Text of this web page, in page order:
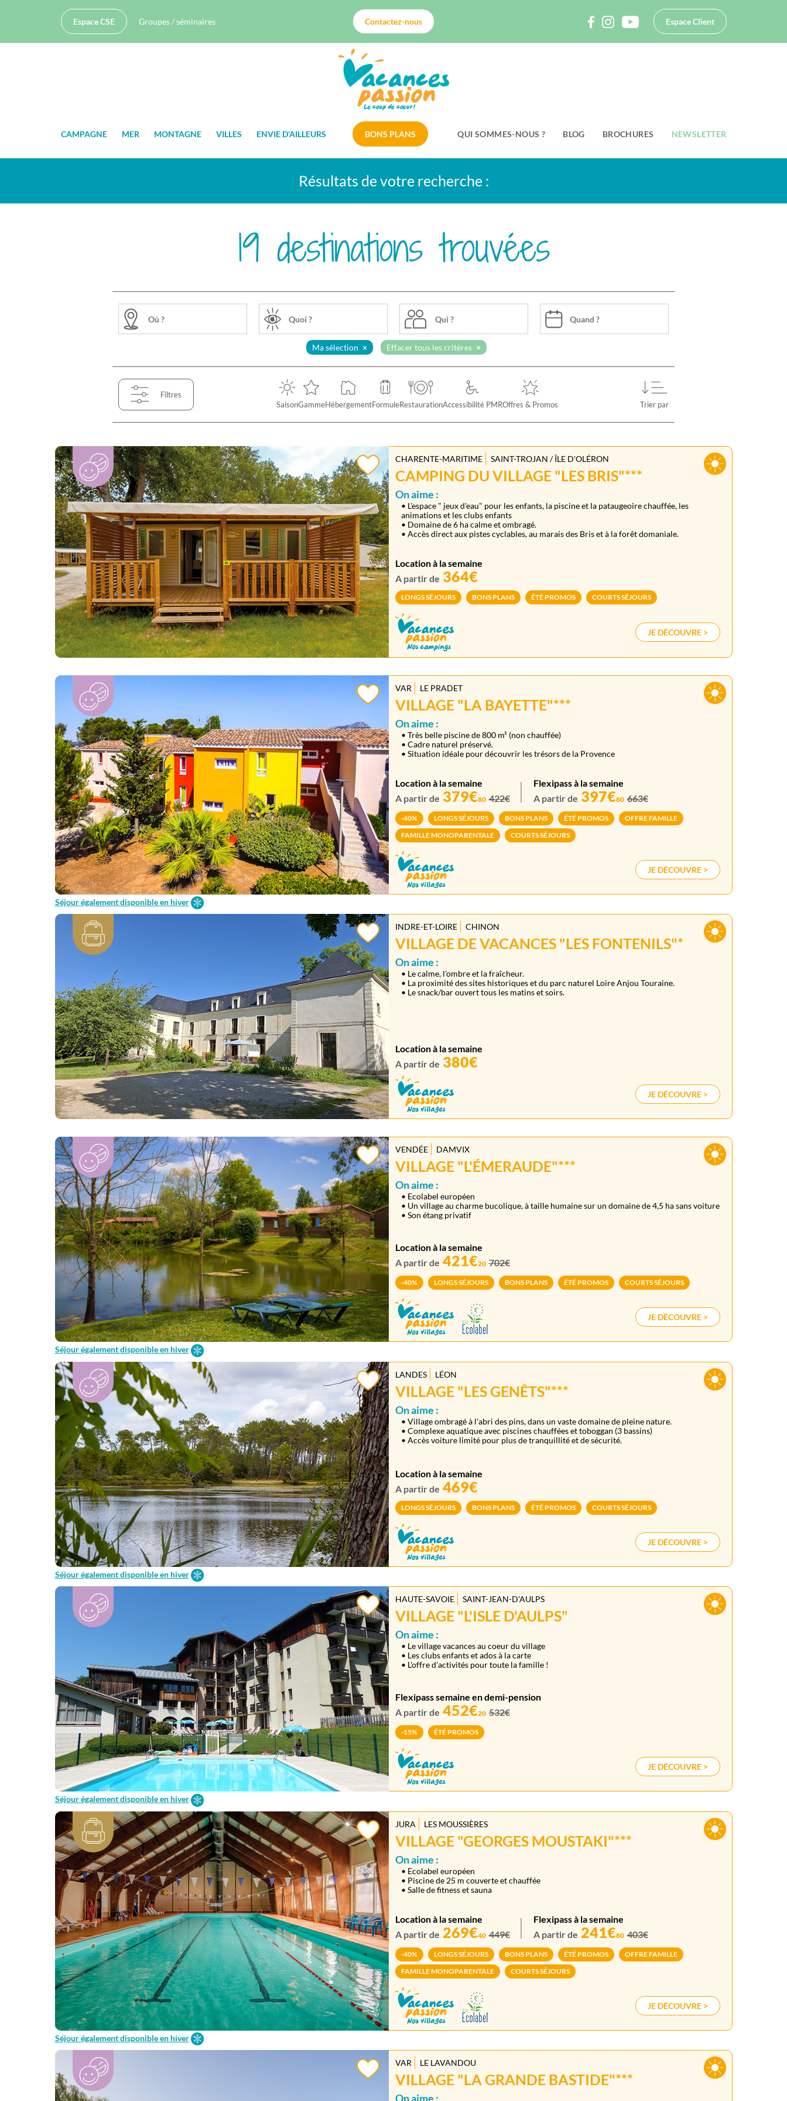
Espace CSE Groupes / séminaires Contactez-nous Espace Client
CAMPAGNE MER MONTAGNE VILLES ENVIE D'AILLEURS BONS PLANS QUI SOMMES-NOUS ? BLOG BROCHURES NEWSLETTER
Résultats de votre recherche :
19 destinations trouvées
Qui ?
Ma sélection Effacer tous les critères
Filtres
SaisonGammeHébergementFormuleRestaurationAccessibilité PMROffres & Promos Trier par
CHARENTE-MARITIME SAINT-TROJAN / ÎLE D'OLÉRON
CAMPING DU VILLAGE "LES BRIS"***
On aime :
• L'espace " jeux d'eau" pour les enfants, la piscine et la pataugeoire chauffée, les
animations et les clubs enfants
• Domaine de 6 ha calme et ombragé.
• Accès direct aux pistes cyclables, au marais des Bris et à la forêt domaniale.
Location à la semaine
A partir de 364€
LONGS SÉJOURS BONS PLANS ÉTÉ PROMOS COURTS SÉJOURS
JE DÉCOUVRE >
VAR LE PRADET
VILLAGE "LA BAYETTE"***
On aime :
• Très belle piscine de 800 m² (non chauffée)
• Cadre naturel préservé.
• Situation idéale pour découvrir les trésors de la Provence
Location à la semaine
A partir de 379€80 422€
Flexipass à la semaine
A partir de 397€80 663€
-40% LONGS SÉJOURS BONS PLANS ÉTÉ PROMOS
OFFRE FAMILLE
FAMILLE MONOPARENTALE
COURTS SÉJOURS
JE DÉCOUVRE >
Séjour également disponible en hiver
INDRE-ET-LOIRE CHINON
VILLAGE DE VACANCES "LES FONTENILS"*
On aime :
• Le calme, l'ombre et la fraîcheur.
• La proximité des sites historiques et du parc naturel Loire Anjou Touraine.
• Le snack/bar ouvert tous les matins et soirs.
Location à la semaine
A partir de 380€
JE DÉCOUVRE >
VENDÉE DAMVIX
VILLAGE "L'ÉMERAUDE"***
On aime :
• Ecolabel européen
• Un village au charme bucolique, à taille humaine sur un domaine de 4,5 ha sans voiture
• Son étang privatif
Location à la semaine
A partir de 421€20 702€
-40% LONGS SÉJOURS BONS PLANS ÉTÉ PROMOS COURTS SÉJOURS
JE DÉCOUVRE >
Séjour également disponible en hiver
LANDES LÉON
VILLAGE "LES GENÊTS"***
On aime :
• Village ombragé à l'abri des pins, dans un vaste domaine de pleine nature.
• Complexe aquatique avec piscines chauffées et toboggan (3 bassins)
• Accès voiture limité pour plus de tranquillité et de sécurité.
Location à la semaine
A partir de 469€
LONGS SÉJOURS BONS PLANS ÉTÉ PROMOS COURTS SÉJOURS
JE DÉCOUVRE >
Séjour également disponible en hiver
HAUTE-SAVOIE SAINT-JEAN-D'AULPS
VILLAGE "L'ISLE D'AULPS"
On aime :
• Le village vacances au coeur du village
• Les clubs enfants et ados à la carte
• L'offre d'activités pour toute la famille !
Flexipass semaine en demi-pension
A partir de 452€20 532€
-15% ÉTÉ PROMOS
JE DÉCOUVRE >
Séjour également disponible en hiver
JURA LES MOUSSIÈRES
VILLAGE "GEORGES MOUSTAKI"***
On aime :
• Ecolabel européen
• Piscine de 25 m couverte et chauffée
• Salle de fitness et sauna
Location à la semaine
A partir de 269€40 449€
Flexipass à la semaine
A partir de 241€80 403€
-40% LONGS SÉJOURS BONS PLANS ÉTÉ PROMOS
OFFRE FAMILLE
FAMILLE MONOPARENTALE
COURTS SÉJOURS
JE DÉCOUVRE >
Séjour également disponible en hiver
VAR LE LAVANDOU
VILLAGE "LA GRANDE BASTIDE"***
On aime :